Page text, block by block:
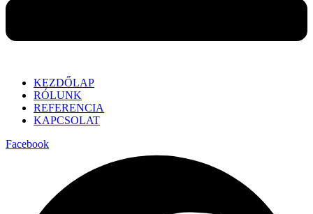
KEZDŐLAP
RÓLUNK
REFERENCIA
KAPCSOLAT
Facebook